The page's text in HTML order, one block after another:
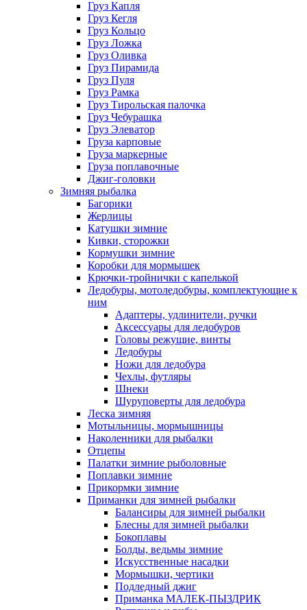
Груз Капля
Груз Кегля
Груз Кольцо
Груз Ложка
Груз Оливка
Груз Пирамида
Груз Пуля
Груз Рамка
Груз Тирольская палочка
Груз Чебурашка
Груз Элеватор
Груза карповые
Груза маркерные
Груза поплавочные
Джиг-головки
Зимняя рыбалка
Багорики
Жерлицы
Катушки зимние
Кивки, сторожки
Кормушки зимние
Коробки для мормышек
Крючки-тройнички с капелькой
Ледобуры, мотоледобуры, комплектующие к
ним
Адаптеры, удлинители, ручки
Аксессуары для ледобуров
Головы режущие, винты
Ледобуры
Ножи для ледобура
Чехлы, футляры
Шнеки
Шуруповерты для ледобура
Леска зимняя
Мотыльницы, мормышницы
Наколенники для рыбалки
Отцепы
Палатки зимние рыболовные
Поплавки зимние
Прикормки зимние
Приманки для зимней рыбалки
Балансиры для зимней рыбалки
Блесны для зимней рыбалки
Бокоплавы
Болды, ведьмы зимние
Искусственные насадки
Мормышки, чертики
Подледный джиг
Приманка МАЛЕК-ПЫЗДРИК